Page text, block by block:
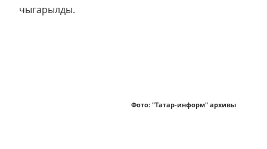
чыгарылды.
Фото: "Татар-информ" архивы